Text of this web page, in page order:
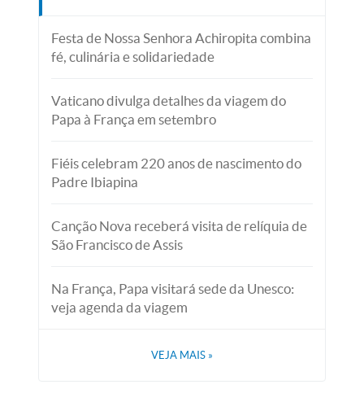
Festa de Nossa Senhora Achiropita combina
fé, culinária e solidariedade
Vaticano divulga detalhes da viagem do
Papa à França em setembro
Fiéis celebram 220 anos de nascimento do
Padre Ibiapina
Canção Nova receberá visita de relíquia de
São Francisco de Assis
Na França, Papa visitará sede da Unesco:
veja agenda da viagem
VEJA MAIS »